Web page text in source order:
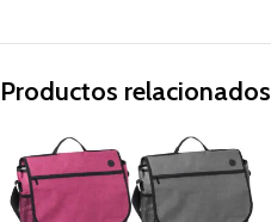
Productos relacionados